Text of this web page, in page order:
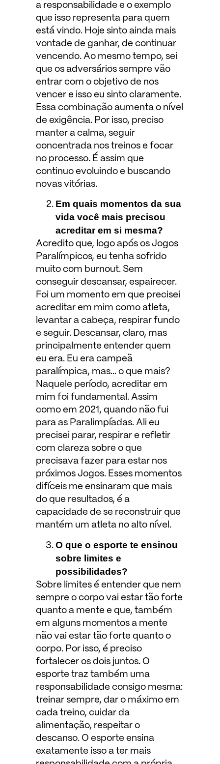
a responsabilidade e o exemplo
que isso representa para quem
está vindo. Hoje sinto ainda mais
vontade de ganhar, de continuar
vencendo. Ao mesmo tempo, sei
que os adversários sempre vão
entrar com o objetivo de nos
vencer e isso eu sinto claramente.
Essa combinação aumenta o nível
de exigência. Por isso, preciso
manter a calma, seguir
concentrada nos treinos e focar
no processo. É assim que
continuo evoluindo e buscando
novas vitórias.
Em quais momentos da sua
vida você mais precisou
acreditar em si mesma?
Acredito que, logo após os Jogos
Paralímpicos, eu tenha sofrido
muito com burnout. Sem
conseguir descansar, espairecer.
Foi um momento em que precisei
acreditar em mim como atleta,
levantar a cabeça, respirar fundo
e seguir. Descansar, claro, mas
principalmente entender quem
eu era. Eu era campeã
paralímpica, mas… o que mais?
Naquele período, acreditar em
mim foi fundamental. Assim
como em 2021, quando não fui
para as Paralimpíadas. Ali eu
precisei parar, respirar e refletir
com clareza sobre o que
precisava fazer para estar nos
próximos Jogos. Esses momentos
difíceis me ensinaram que mais
do que resultados, é a
capacidade de se reconstruir que
mantém um atleta no alto nível.
O que o esporte te ensinou
sobre limites e
possibilidades?
Sobre limites é entender que nem
sempre o corpo vai estar tão forte
quanto a mente e que, também
em alguns momentos a mente
não vai estar tão forte quanto o
corpo. Por isso, é preciso
fortalecer os dois juntos. O
esporte traz também uma
responsabilidade consigo mesma:
treinar sempre, dar o máximo em
cada treino, cuidar da
alimentação, respeitar o
descanso. O esporte ensina
exatamente isso a ter mais